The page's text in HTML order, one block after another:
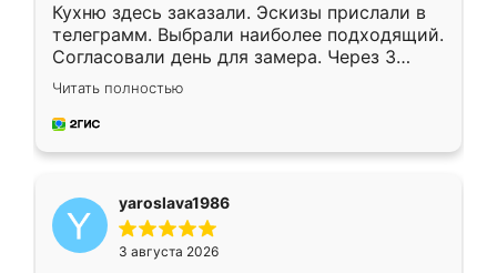
Кухню здесь заказали. Эскизы прислали в
телеграмм. Выбрали наиболее подходящий.
Согласовали день для замера. Через 3
недели кухня была уже готова. Остались
довольны работой. Спасибо Ренессанс
мебель за качественную работу!
Читать полностью
yaroslava1986
3 августа 2026